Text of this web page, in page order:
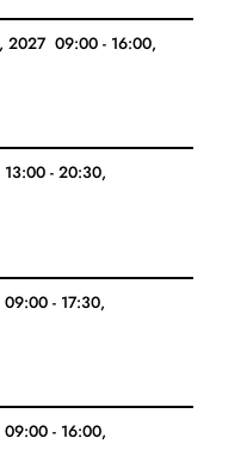
2027 09:00- 16:00,
13:00- 20:30,
09:00- 17:30,
09:00- 16:00,